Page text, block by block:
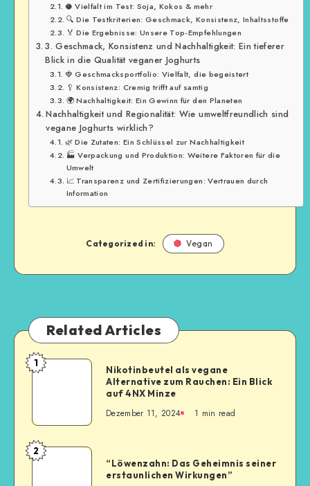
🥥 Vielfalt im Test: Soja, Kokos & mehr
🔍 Die Testkriterien: Geschmack, Konsistenz, Inhaltsstoffe
🏅 Die Ergebnisse: Unsere Top-Empfehlungen
3. Geschmack, Konsistenz und Nachhaltigkeit: Ein tieferer
Blick in die Qualität veganer Joghurts
🍓 Geschmacksportfolio: Vielfalt, die begeistert
🥄 Konsistenz: Cremig trifft auf samtig
🌍 Nachhaltigkeit: Ein Gewinn für den Planeten
Nachhaltigkeit und Regionalität: Wie umweltfreundlich sind
vegane Joghurts wirklich?
🌿 Die Zutaten: Ein Schlüssel zur Nachhaltigkeit
🏭 Verpackung und Produktion: Weitere Faktoren für die
Umwelt
📈 Transparenz und Zertifizierungen: Vertrauen durch
Information
Categorized in: Vegan
Related Articles
1
Nikotinbeutel als vegane
Alternative zum Rauchen: Ein Blick
auf 4NX Minze
Dezember 11, 2024 1 min read
2
“Löwenzahn: Das Geheimnis seiner
erstaunlichen Wirkungen”